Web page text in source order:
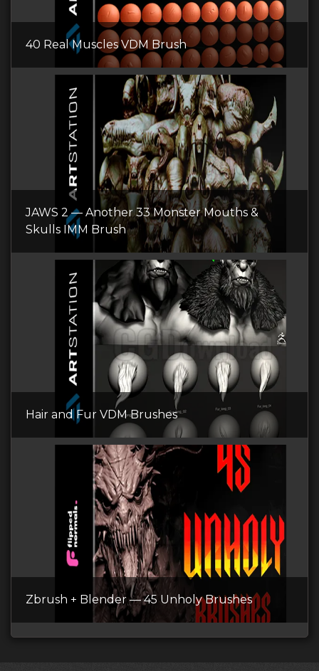
40 Real Muscles VDM Brush
JAWS 2 — Another 33 Monster Mouths &
Skulls IMM Brush
Hair and Fur VDM Brushes
Zbrush + Blender — 45 Unholy Brushes